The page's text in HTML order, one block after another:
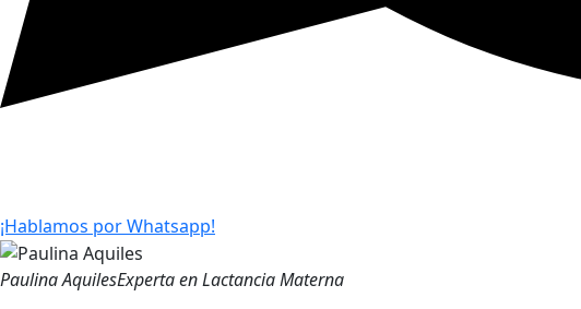
¡Hablamos por Whatsapp!
Paulina AquilesExperta en Lactancia Materna